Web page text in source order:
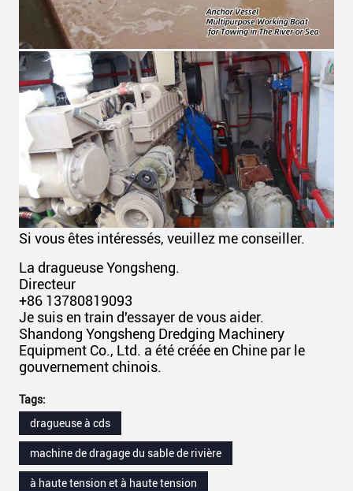
Si vous êtes intéressés, veuillez me conseiller.
La dragueuse Yongsheng.
Directeur
+86 13780819093
Je suis en train d'essayer de vous aider.
Shandong Yongsheng Dredging Machinery
Equipment Co., Ltd. a été créée en Chine par le
gouvernement chinois.
Tags:
dragueuse à cds
machine de dragage du sable de rivière
à haute tension et à haute tension